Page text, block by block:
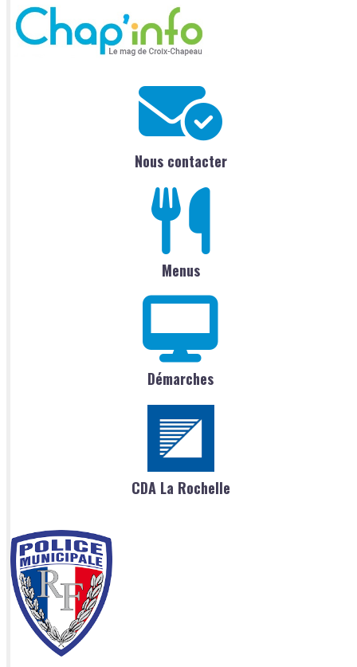
Nous contacter
Menus
Démarches
CDA La Rochelle